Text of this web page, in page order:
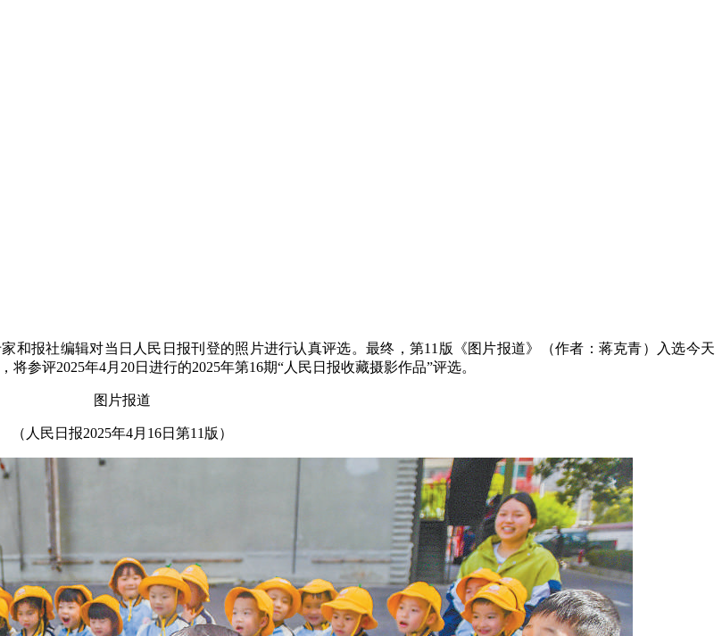
和报社编辑对当日人民日报刊登的照片进行认真评选。最终，第11版《图片报道》（作者：蒋克青）入选今天
参评2025年4月20日进行的2025年第16期“人民日报收藏摄影作品”评选。
图片报道
（人民日报2025年4月16日第11版）